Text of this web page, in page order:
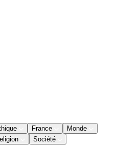
France
Monde
Société